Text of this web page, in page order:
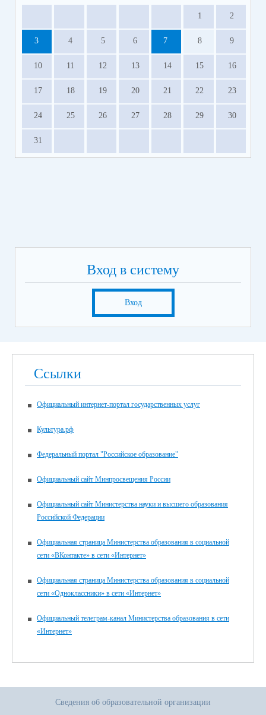
1 2
3 4 5 6 7 8 9
10 11 12 13 14 15 16
17 18 19 20 21 22 23
24 25 26 27 28 29 30
31
Вход в систему
Вход
Ссылки
Официальный интернет-портал государственных услуг
Культура.рф
Федеральный портал "Российское образование"
Официальный сайт Минпросвещения России
Официальный сайт Министерства науки и высшего образования
Российской Федерации
Официальная страница Министерства образования в социальной
сети «ВКонтакте» в сети «Интернет»
Официальная страница Министерства образования в социальной
сети «Одноклассники» в сети «Интернет»
Официальный телеграм-канал Министерства образования в сети
«Интернет»
Сведения об образовательной организации